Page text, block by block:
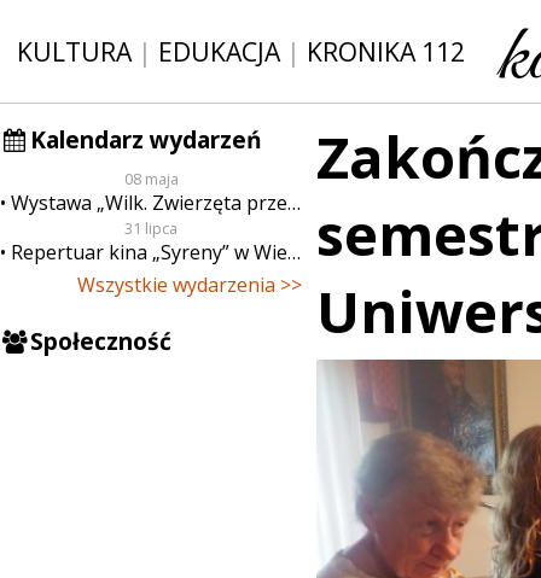
KULTURA| EDUKACJA| KRONIKA 112
Kalendarz wydarzeń
08 maja
Wystawa „Wilk. Zwierzęta przeklęte”
31 lipca
Repertuar kina „Syreny” w Wieluniu w dn. od 31 lipca do 6 sierpnia
Wszystkie wydarzenia >>
Społeczność